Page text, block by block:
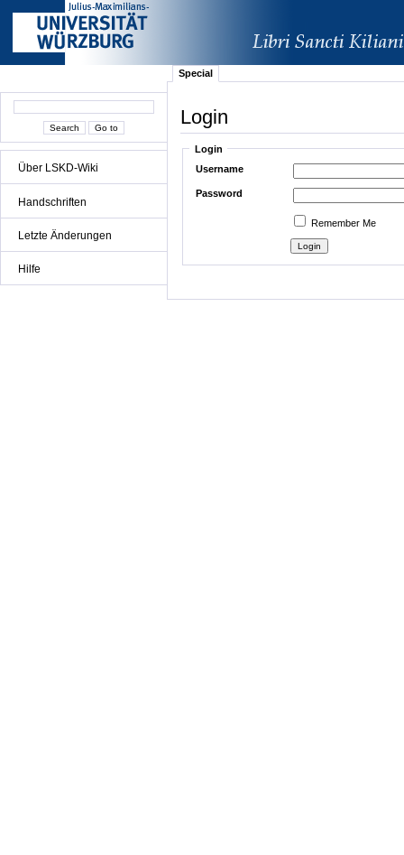
Über LSKD-Wiki
Handschriften
Letzte Änderungen
Hilfe
Special
Login
Login
Username
Password
Remember Me